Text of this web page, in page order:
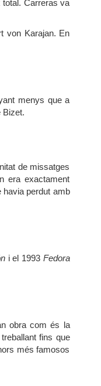
total. Carreras va
von Karajan. En
menys que a
Bizet.
de missatges
era exactament
havia perdut amb
i el 1993 Fedora
obra com és la
fins que
més famosos